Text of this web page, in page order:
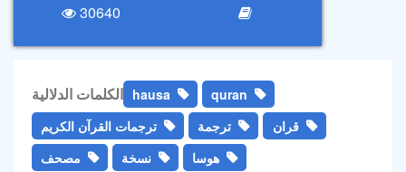
30640
الكلمات الدلالية hausa
quran
ترجمات القرآن الكريم
ترجمة
قران
مصحف
نسخة هوسا